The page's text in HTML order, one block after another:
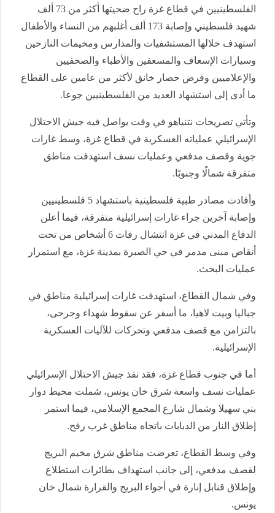
الفلسطينيين في قطاع غزة راح ضحيتها أكثر من 73 ألف
شهيد فلسطيني وإصابة 173 ألف أغلبهم من النساء والأطفال
استهدف خلالها المستشفيات والمدارس ومخيمات النازحين
وسيارات الإسعاف والمسعفين والأطباء والصحفيين
والإعلاميين وفرض حصار خانق لأكثر من عامين على القطاع
ما أدى إلى استشهاد العديد من الفلسطينيين جوعا.
وتأتي تصريحات نتنياهو في وقت يواصل فيه جيش الاحتلال
الإسرائيلي عملياته العسكرية في قطاع غزة، وسط غارات
جوية وقصف مدفعي وعمليات نسف استهدفت مناطق
متفرقة شمالًا وجنوبًا.
وأفادت مصادر طبية فلسطينية باستشهاد 5 فلسطينيين
وإصابة آخرين جراء غارات إسرائيلية متفرقة، فيما أعلن
الدفاع المدني في غزة انتشال رفات 6 أشخاص من تحت
أنقاض مبنى مدمر في حي الصبرة بمدينة غزة، مع استمرار
عمليات البحث.
وفي شمال القطاع، استهدفت غارات إسرائيلية مناطق في
جباليا وبيت لاهيا، ما أسفر عن سقوط شهداء وجرحى،
بالتزامن مع قصف مدفعي وتحركات للآليات العسكرية
الإسرائيلية.
أما في جنوب قطاع غزة، فقد نفذ جيش الاحتلال الإسرائيلي
عمليات نسف واسعة شرق خان يونس، شملت محيط دوار
بني سهيلا وشمال شارع المجمع الإسلامي، فيما استمر
إطلاق النار من الدبابات باتجاه مناطق غرب رفح.
وفي وسط القطاع، تعرضت مناطق شرق مخيم البريج
لقصف مدفعي، إلى جانب استهداف بطائرات استطلاع
وإطلاق قنابل إنارة في أجواء البريج والقرارة شمال خان
يونس.